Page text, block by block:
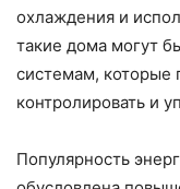
охлаждения и
такие дома могут
системам, которые
контролировать и
Популярность